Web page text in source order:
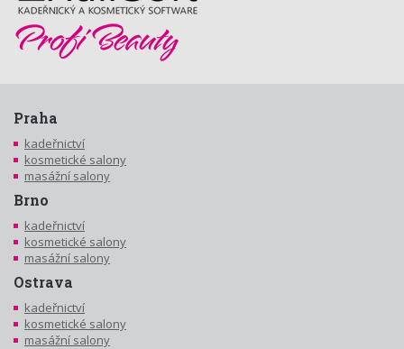
Praha
kadeřnictví
kosmetické salony
masážní salony
Brno
kadeřnictví
kosmetické salony
masážní salony
Ostrava
kadeřnictví
kosmetické salony
masážní salony